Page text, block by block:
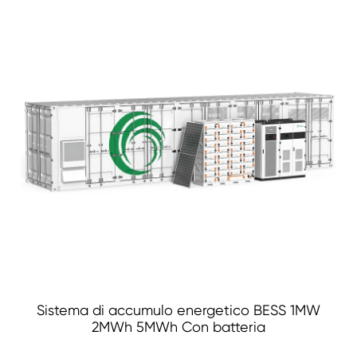
Sistema di accumulo energetico BESS 1MW
2MWh 5MWh Con batteria